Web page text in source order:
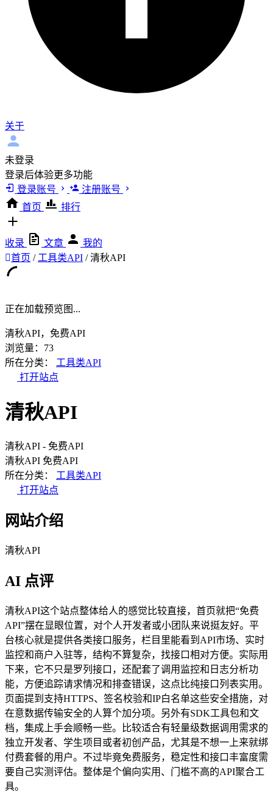
关于
未登录
登录后体验更多功能
登录账号
注册账号
首页
排行
收录 文章
我的
首页 / 工具类API / 清秋API
正在加载预览图...
清秋API，免费API
浏览量：73
所在分类：
工具类API
打开站点
清秋API
清秋API - 免费API
清秋API 免费API
所在分类：
工具类API
打开站点
网站介绍
清秋API
AI 点评
清秋API这个站点整体给人的感觉比较直接，首页就把“免费
API”摆在显眼位置，对个人开发者或小团队来说挺友好。平
台核心就是提供各类接口服务，栏目里能看到API市场、实时
监控和商户入驻等，结构不算复杂，找接口相对方便。实际用
下来，它不只是罗列接口，还配套了调用监控和日志分析功
能，方便追踪请求情况和排查错误，这点比纯接口列表实用。
页面提到支持HTTPS、签名校验和IP白名单这些安全措施，对
在意数据传输安全的人算个加分项。另外有SDK工具包和文
档，集成上手会顺畅一些。比较适合有轻量级数据调用需求的
独立开发者、学生项目或者初创产品，尤其是不想一上来就绑
付费套餐的用户。不过毕竟免费服务，稳定性和接口丰富度需
要自己实测评估。整体是个偏向实用、门槛不高的API聚合工
具。